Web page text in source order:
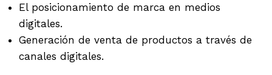
El posicionamiento de marca en medios
digitales.
Generación de venta de productos a través de
canales digitales.